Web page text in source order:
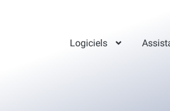
Logiciels